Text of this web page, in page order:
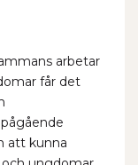
arbetar
får det
att kunna